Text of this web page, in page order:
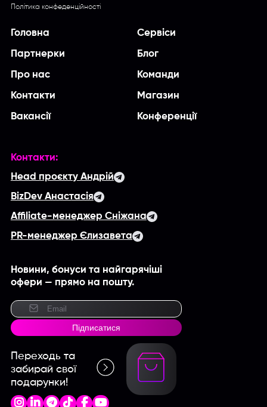
Політика конфеденційності
Головна Сервіси
Партнерки Блог
Про нас Команди
Контакти Магазин
Вакансії Конференції
Контакти:
Head проєкту Андрій
BizDev Анастасія
Affiliate-менеджер Сніжана
PR-менеджер Єлизавета
Новини, бонуси та найгарячіші
офери — прямо на пошту.
Підписатися
Переходь та
забирай свої
подарунки!